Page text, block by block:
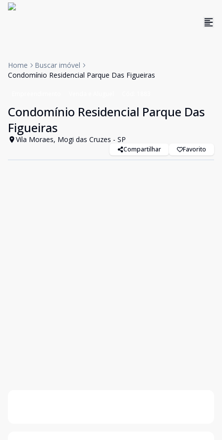
Home
Buscar imóvel
Condomínio Residencial Parque Das Figueiras
Condomínio Residencial Parque Das
Figueiras
Vila Moraes, Mogi das Cruzes - SP
Compartilhar Favorito